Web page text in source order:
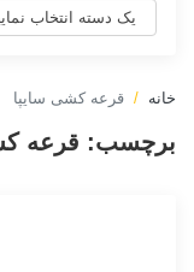
خانه قرعه کشی سایپا
برچسب: قرعه